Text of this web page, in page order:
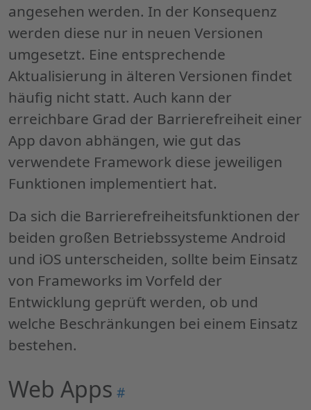
angesehen werden. In der Konsequenz
werden diese nur in neuen Versionen
umgesetzt. Eine entsprechende
Aktualisierung in älteren Versionen findet
häufig nicht statt. Auch kann der
erreichbare Grad der Barrierefreiheit einer
App davon abhängen, wie gut das
verwendete Framework diese jeweiligen
Funktionen implementiert hat.
Da sich die Barrierefreiheitsfunktionen der
beiden großen Betriebssysteme Android
und iOS unterscheiden, sollte beim Einsatz
von Frameworks im Vorfeld der
Entwicklung geprüft werden, ob und
welche Beschränkungen bei einem Einsatz
bestehen.
Web Apps Permalink
#